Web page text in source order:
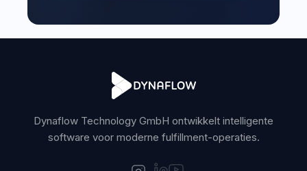
Dynaflow Technology GmbH ontwikkelt intelligente
software voor moderne fulfillment-operaties.